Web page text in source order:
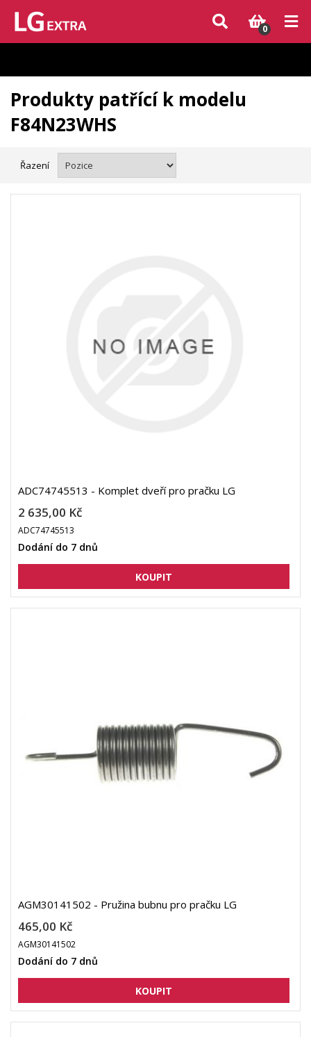
Vzhledem k aktuální situaci se může dodání dílů, které nejsou skladem,
zpozdit. Děkujeme za pochopení.
0
Produkty patřící k modelu
F84N23WHS
Řazení
ADC74745513 - Komplet dveří pro pračku LG
2 635,00 Kč
ADC74745513
Dodání do 7 dnů
AGM30141502 - Pružina bubnu pro pračku LG
465,00 Kč
AGM30141502
Dodání do 7 dnů